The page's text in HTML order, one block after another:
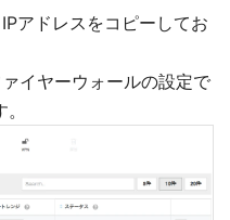
アドレスをコピーしてお
イヤーウォールの設定で